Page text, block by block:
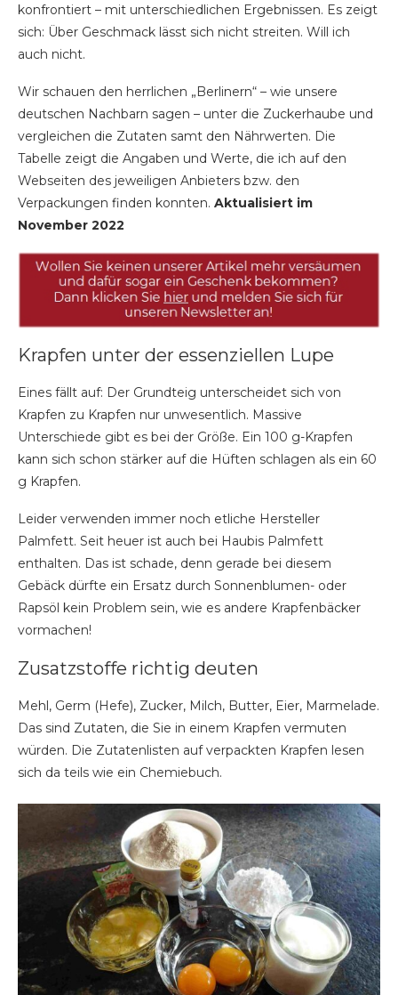
konfrontiert – mit unterschiedlichen Ergebnissen. Es zeigt
sich: Über Geschmack lässt sich nicht streiten. Will ich
auch nicht.
Wir schauen den herrlichen „Berlinern“ – wie unsere
deutschen Nachbarn sagen – unter die Zuckerhaube und
vergleichen die Zutaten samt den Nährwerten. Die
Tabelle zeigt die Angaben und Werte, die ich auf den
Webseiten des jeweiligen Anbieters bzw. den
Verpackungen finden konnten. Aktualisiert im
November 2022
Krapfen unter der essenziellen Lupe
Eines fällt auf: Der Grundteig unterscheidet sich von
Krapfen zu Krapfen nur unwesentlich. Massive
Unterschiede gibt es bei der Größe. Ein 100 g-Krapfen
kann sich schon stärker auf die Hüften schlagen als ein 60
g Krapfen.
Leider verwenden immer noch etliche Hersteller
Palmfett. Seit heuer ist auch bei Haubis Palmfett
enthalten. Das ist schade, denn gerade bei diesem
Gebäck dürfte ein Ersatz durch Sonnenblumen- oder
Rapsöl kein Problem sein, wie es andere Krapfenbäcker
vormachen!
Zusatzstoffe richtig deuten
Mehl, Germ (Hefe), Zucker, Milch, Butter, Eier, Marmelade.
Das sind Zutaten, die Sie in einem Krapfen vermuten
würden. Die Zutatenlisten auf verpackten Krapfen lesen
sich da teils wie ein Chemiebuch.